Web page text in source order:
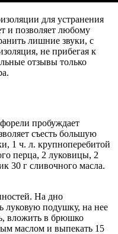
для устранения
и позволяет любому
лишние звуки, с
не прибегая к
отзывы только
пробуждает
съесть большую
1 ч. л. крупноперебитой
перца, 2 луковицы, 2
30 г сливочного масла.
На дно
луковую подушку, на нее
вложить в брюшко
маслом и выпекать 15